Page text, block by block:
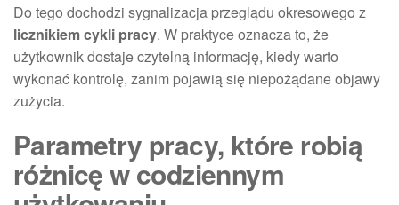
Do tego dochodzi sygnalizacja przeglądu okresowego z
licznikiem cykli pracy. W praktyce oznacza to, że
użytkownik dostaje czytelną informację, kiedy warto
wykonać kontrolę, zanim pojawią się niepożądane objawy
zużycia.
Parametry pracy, które robią
różnicę w codziennym